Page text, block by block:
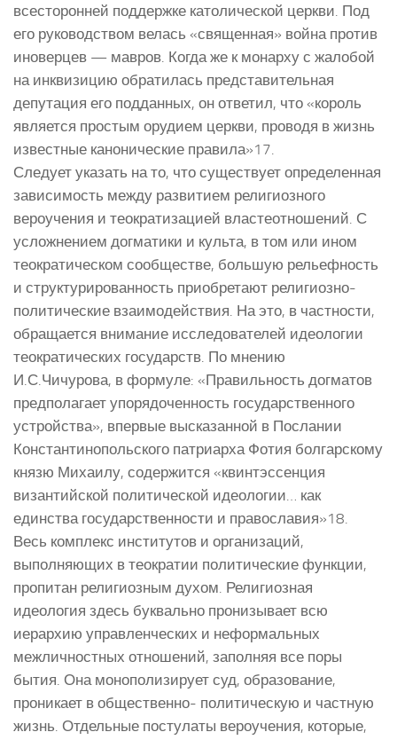
всесторонней поддержке католической церкви. Под
его руководством велась «священная» война против
иноверцев — мавров. Когда же к монарху с жалобой
на инквизицию обратилась представительная
депутация его подданных, он ответил, что «король
является простым орудием церкви, проводя в жизнь
известные канонические правила»17.
Следует указать на то, что существует определенная
зависимость между развитием религиозного
вероучения и теократизацией властеотношений. С
усложнением догматики и культа, в том или ином
теократическом сообществе, большую рельефность
и структурированность приобретают религиозно-
политические взаимодействия. На это, в частности,
обращается внимание исследователей идеологии
теократических государств. По мнению
И.С.Чичурова, в формуле: «Правильность догматов
предполагает упорядоченность государственного
устройства», впервые высказанной в Послании
Константинопольского патриарха Фотия болгарскому
князю Михаилу, содержится «квинтэссенция
византийской политической идеологии… как
единства государственности и православия»18.
Весь комплекс институтов и организаций,
выполняющих в теократии политические функции,
пропитан религиозным духом. Религиозная
идеология здесь буквально пронизывает всю
иерархию управленческих и неформальных
межличностных отношений, заполняя все поры
бытия. Она монополизирует суд, образование,
проникает в общественно- политическую и частную
жизнь. Отдельные постулаты вероучения, которые,